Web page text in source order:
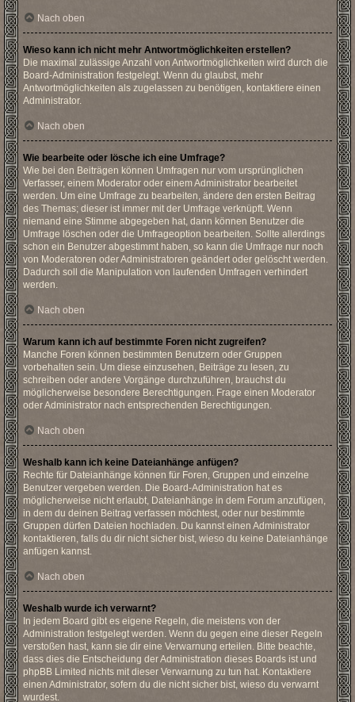
Nach oben
Wieso kann ich nicht mehr Antwortmöglichkeiten erstellen?
Die maximal zulässige Anzahl von Antwortmöglichkeiten wird durch die
Board-Administration festgelegt. Wenn du glaubst, mehr
Antwortmöglichkeiten als zugelassen zu benötigen, kontaktiere einen
Administrator.
Nach oben
Wie bearbeite oder lösche ich eine Umfrage?
Wie bei den Beiträgen können Umfragen nur vom ursprünglichen
Verfasser, einem Moderator oder einem Administrator bearbeitet
werden. Um eine Umfrage zu bearbeiten, ändere den ersten Beitrag
des Themas; dieser ist immer mit der Umfrage verknüpft. Wenn
niemand eine Stimme abgegeben hat, dann können Benutzer die
Umfrage löschen oder die Umfrageoption bearbeiten. Sollte allerdings
schon ein Benutzer abgestimmt haben, so kann die Umfrage nur noch
von Moderatoren oder Administratoren geändert oder gelöscht werden.
Dadurch soll die Manipulation von laufenden Umfragen verhindert
werden.
Nach oben
Warum kann ich auf bestimmte Foren nicht zugreifen?
Manche Foren können bestimmten Benutzern oder Gruppen
vorbehalten sein. Um diese einzusehen, Beiträge zu lesen, zu
schreiben oder andere Vorgänge durchzuführen, brauchst du
möglicherweise besondere Berechtigungen. Frage einen Moderator
oder Administrator nach entsprechenden Berechtigungen.
Nach oben
Weshalb kann ich keine Dateianhänge anfügen?
Rechte für Dateianhänge können für Foren, Gruppen und einzelne
Benutzer vergeben werden. Die Board-Administration hat es
möglicherweise nicht erlaubt, Dateianhänge in dem Forum anzufügen,
in dem du deinen Beitrag verfassen möchtest, oder nur bestimmte
Gruppen dürfen Dateien hochladen. Du kannst einen Administrator
kontaktieren, falls du dir nicht sicher bist, wieso du keine Dateianhänge
anfügen kannst.
Nach oben
Weshalb wurde ich verwarnt?
In jedem Board gibt es eigene Regeln, die meistens von der
Administration festgelegt werden. Wenn du gegen eine dieser Regeln
verstoßen hast, kann sie dir eine Verwarnung erteilen. Bitte beachte,
dass dies die Entscheidung der Administration dieses Boards ist und
phpBB Limited nichts mit dieser Verwarnung zu tun hat. Kontaktiere
einen Administrator, sofern du die nicht sicher bist, wieso du verwarnt
wurdest.